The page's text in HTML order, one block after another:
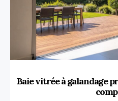
Baie vitrée à galandage